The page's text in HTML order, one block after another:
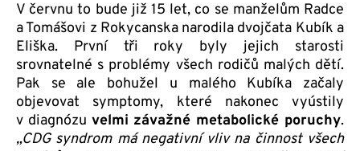
V červnu to bude již 15 let, co se manželům Radce
a Tomášovi z Rokycanska narodila dvojčata Kubík a
Eliška. První tři roky byly jejich starosti
srovnatelné s problémy všech rodičů malých dětí.
Pak se ale bohužel u malého Kubíka začaly
objevovat symptomy, které nakonec vyústily
v diagnózu velmi závažné metabolické poruchy.
„CDG syndrom má negativní vliv na činnost všech